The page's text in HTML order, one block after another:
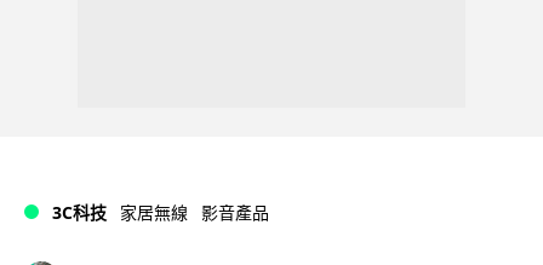
3C科技 家居無線 影音產品